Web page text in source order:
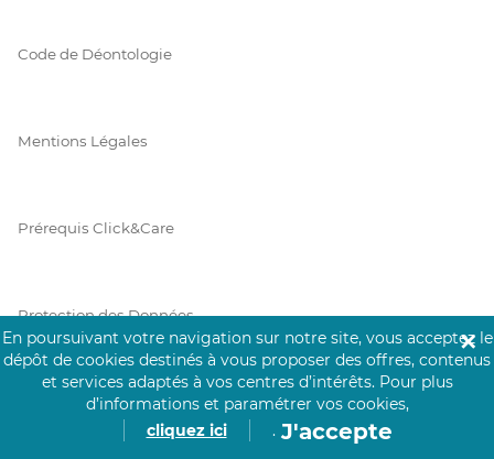
Code de Déontologie
Mentions Légales
Prérequis Click&Care
Protection des Données
Vie Privée
En poursuivant votre navigation sur notre site, vous acceptez le
dépôt de cookies destinés à vous proposer des offres, contenus
et services adaptés à vos centres d’intérêts. Pour plus
d’informations et paramétrer vos cookies,
cliquez ici
. J'accepte
✕